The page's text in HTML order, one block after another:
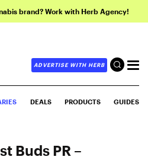
brand? Work with Herb Agency!
ADVERTISE WITH HERB
DEALS PRODUCTS GUIDES
Buds PR –